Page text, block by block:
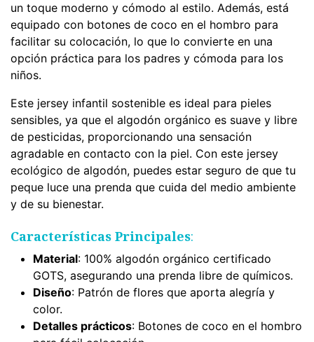
un toque moderno y cómodo al estilo. Además, está
equipado con botones de coco en el hombro para
facilitar su colocación, lo que lo convierte en una
opción práctica para los padres y cómoda para los
niños.
Este jersey infantil sostenible es ideal para pieles
sensibles, ya que el algodón orgánico es suave y libre
de pesticidas, proporcionando una sensación
agradable en contacto con la piel. Con este jersey
ecológico de algodón, puedes estar seguro de que tu
peque luce una prenda que cuida del medio ambiente
y de su bienestar.
Características Principales:
Material: 100% algodón orgánico certificado
GOTS, asegurando una prenda libre de químicos.
Diseño: Patrón de flores que aporta alegría y
color.
Detalles prácticos: Botones de coco en el hombro